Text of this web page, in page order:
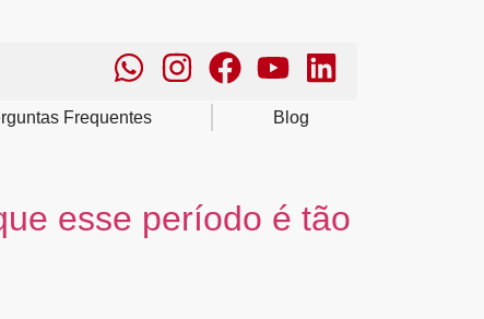
Frequentes Blog
esse período é tão